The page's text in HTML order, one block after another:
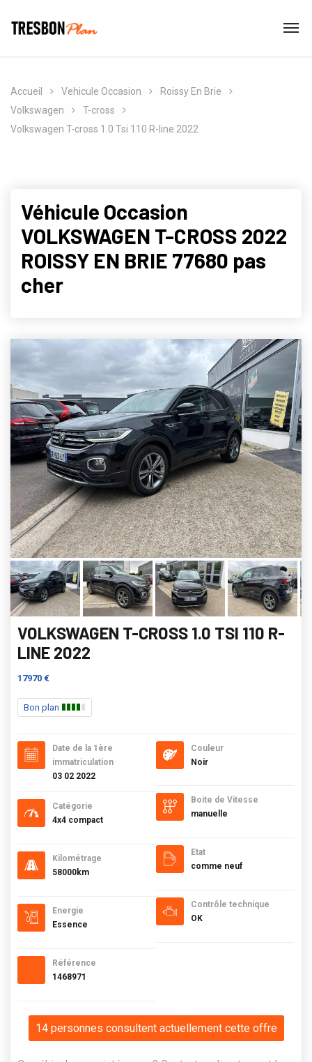
Accueil Vehicule Occasion
Roissy En Brie
Volkswagen
T-cross
Volkswagen T-cross 1.0 Tsi 110 R-line 2022
Véhicule Occasion
VOLKSWAGEN T-CROSS 2022
ROISSY EN BRIE 77680 pas
cher
VOLKSWAGEN T-CROSS 1.0 TSI 110 R-
LINE 2022
17970 €
Bon plan
Date de la 1ère
immatriculation
03 02 2022
Catégorie
4x4 compact
Kilométrage
58000km
Energie
Essence
Référence
1468971
Couleur
Noir
Boite de Vitesse
manuelle
Etat
comme neuf
Contrôle technique
OK
14 personnes consultent actuellement cette offre